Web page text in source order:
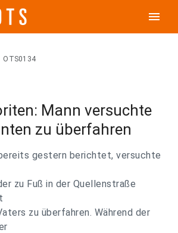
menu
OTS0134
Mann versuchte
zu überfahren
gestern berichtet, versuchte
zu Fuß in der Quellenstraße
zu überfahren. Während der